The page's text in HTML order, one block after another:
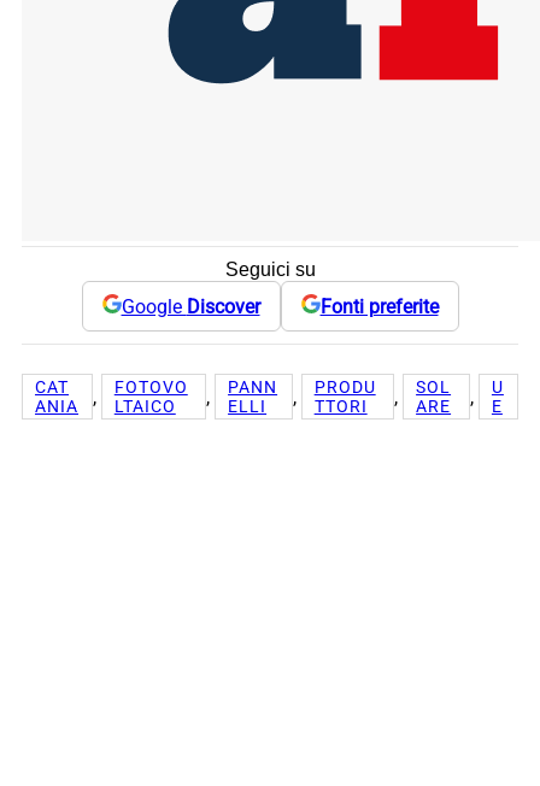
Seguici su
Google Discover Fonti preferite
CAT
ANIA
,
FOTOVO
LTAICO
,
PANN
ELLI
,
PRODU
TTORI
,
SOL
ARE
,
U
E